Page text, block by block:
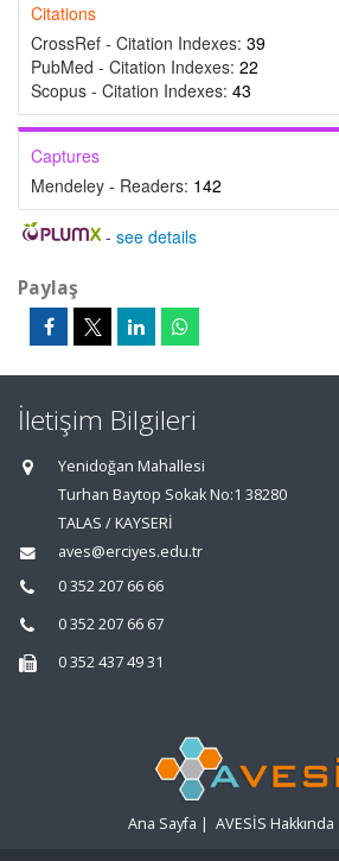
Citations
CrossRef - Citation Indexes: 39
PubMed - Citation Indexes: 22
Scopus - Citation Indexes: 43
Captures
Mendeley - Readers: 142
- see details
Paylaş
İletişim Bilgileri
Yenidoğan Mahallesi
Turhan Baytop Sokak No:1 38280
TALAS / KAYSERİ
aves@erciyes.edu.tr
0 352 207 66 66
0 352 207 66 67
0 352 437 49 31
Ana Sayfa | AVESİS Hakkında